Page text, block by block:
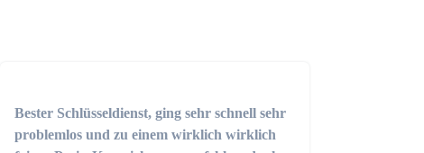
Bester Schlüsseldienst, ging sehr schnell sehr
problemlos und zu einem wirklich wirklich